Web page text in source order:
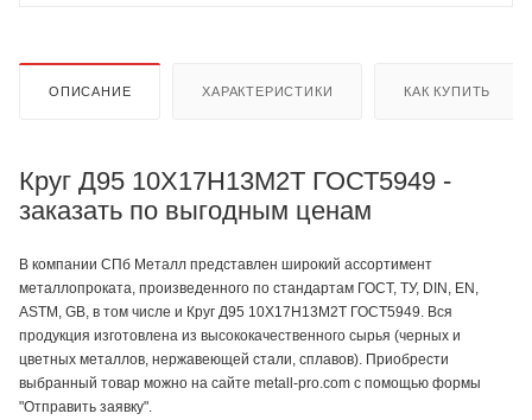
ОПИСАНИЕ ХАРАКТЕРИСТИКИ КАК КУПИТЬ
Круг Д95 10Х17Н13М2Т ГОСТ5949 -
заказать по выгодным ценам
В компании СПб Металл представлен широкий ассортимент
металлопроката, произведенного по стандартам ГОСТ, ТУ, DIN, EN,
ASTM, GB, в том числе и Круг Д95 10Х17Н13М2Т ГОСТ5949. Вся
продукция изготовлена из высококачественного сырья (черных и
цветных металлов, нержавеющей стали, сплавов). Приобрести
выбранный товар можно на сайте metall-pro.com с помощью формы
"Отправить заявку".